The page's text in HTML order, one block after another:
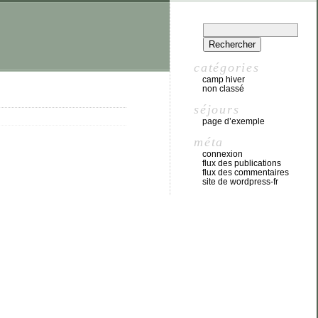
catégories
camp hiver
non classé
séjours
page d’exemple
méta
connexion
flux des publications
flux des commentaires
site de wordpress-fr